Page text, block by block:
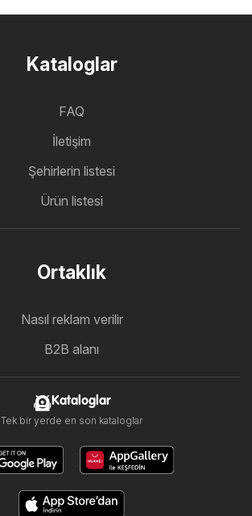
Kataloglar
FAQ
İletişim
Şehirlerin listesi
Ürün listesi
Ortaklık
Nasıl reklam verilir
B2B alanı
Kataloglar
Tek bir yerde en son kataloglar